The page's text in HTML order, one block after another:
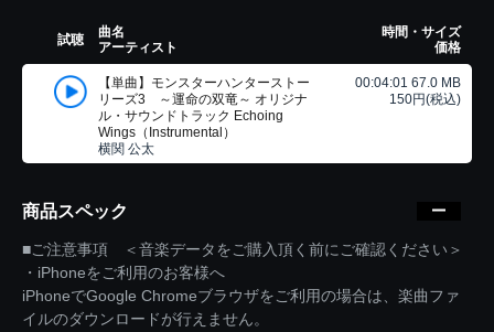
試聴
曲名
アーティスト
時間・サイズ
価格
【単曲】モンスターハンターストー
リーズ3 ～運命の双竜～ オリジナ
ル・サウンドトラック Echoing
Wings（Instrumental）
横関 公太
00:04:01 67.0 MB
150円(税込)
商品スペック
■ご注意事項 ＜音楽データをご購入頂く前にご確認ください＞
・iPhoneをご利用のお客様へ
iPhoneでGoogle Chromeブラウザをご利用の場合は、楽曲ファ
イルのダウンロードが行えません。